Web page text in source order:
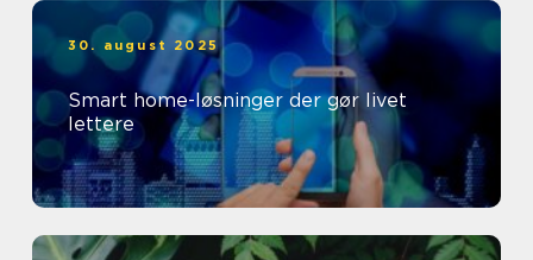
30. august 2025
Smart home-løsninger der gør livet
lettere